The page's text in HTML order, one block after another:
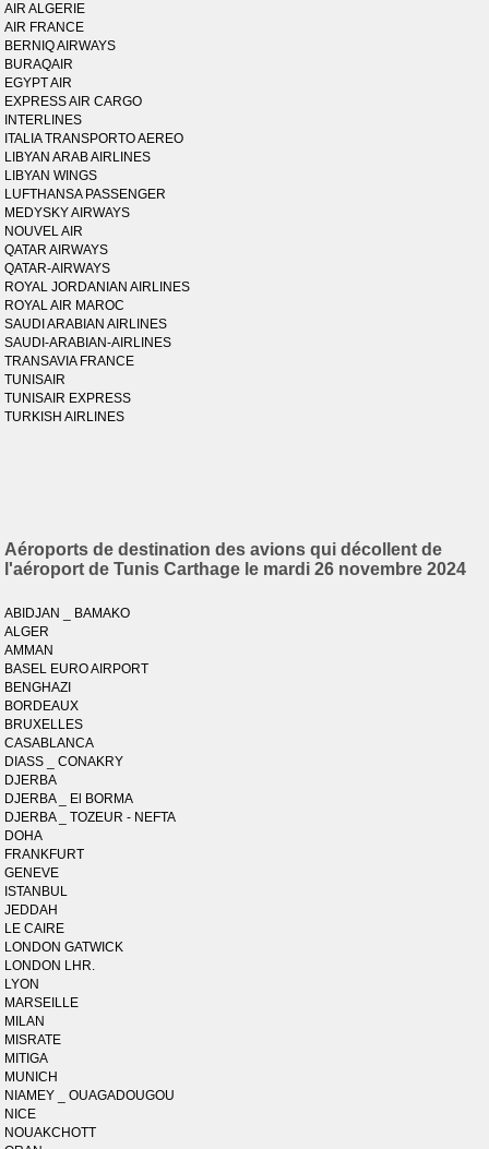
AIR ALGERIE
AIR FRANCE
BERNIQ AIRWAYS
BURAQAIR
EGYPT AIR
EXPRESS AIR CARGO
INTERLINES
ITALIA TRANSPORTO AEREO
LIBYAN ARAB AIRLINES
LIBYAN WINGS
LUFTHANSA PASSENGER
MEDYSKY AIRWAYS
NOUVEL AIR
QATAR AIRWAYS
QATAR-AIRWAYS
ROYAL JORDANIAN AIRLINES
ROYAL AIR MAROC
SAUDI ARABIAN AIRLINES
SAUDI-ARABIAN-AIRLINES
TRANSAVIA FRANCE
TUNISAIR
TUNISAIR EXPRESS
TURKISH AIRLINES
Aéroports de destination des avions qui décollent de
l'aéroport de Tunis Carthage le mardi 26 novembre 2024
ABIDJAN _ BAMAKO
ALGER
AMMAN
BASEL EURO AIRPORT
BENGHAZI
BORDEAUX
BRUXELLES
CASABLANCA
DIASS _ CONAKRY
DJERBA
DJERBA _ El BORMA
DJERBA _ TOZEUR - NEFTA
DOHA
FRANKFURT
GENEVE
ISTANBUL
JEDDAH
LE CAIRE
LONDON GATWICK
LONDON LHR.
LYON
MARSEILLE
MILAN
MISRATE
MITIGA
MUNICH
NIAMEY _ OUAGADOUGOU
NICE
NOUAKCHOTT